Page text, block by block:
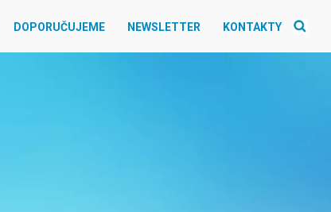
DOPORUČUJEME NEWSLETTER KONTAKTY